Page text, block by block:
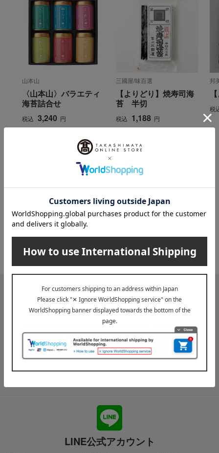
山本山
〈山本山〉バラエティ
海苔詰合せ
税込 3,240 円
三國屋/味百選
【よりどり】焼寿司海
苔 半切
税込 1,188 円
邦
税
INFORMATION
大切なお知らせ
お届け遅延のお知らせ
『お届け先のご住所』ご確認のお願い
メールマガジン
送料無料クーポンやキャンペーン、新着・SALE・おすすめ商品な
ど、「高島屋オンラインストア」のお得＆うれしい情報をお届けい
たします。
LINE公式アカウント